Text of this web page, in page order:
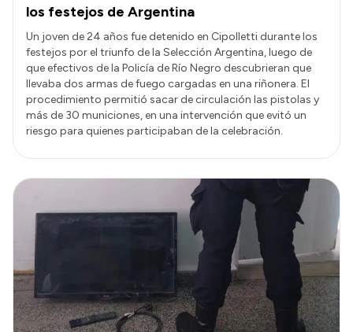
los festejos de Argentina
Un joven de 24 años fue detenido en Cipolletti durante los
festejos por el triunfo de la Selección Argentina, luego de
que efectivos de la Policía de Río Negro descubrieran que
llevaba dos armas de fuego cargadas en una riñonera. El
procedimiento permitió sacar de circulación las pistolas y
más de 30 municiones, en una intervención que evitó un
riesgo para quienes participaban de la celebración.